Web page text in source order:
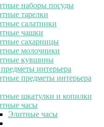
наборы посуды
тарелки
салатники
чашки
сахарницы
молочники
кувшины
интерьера
предметы интерьера
шкатулки и копилки
часы
Элитные часы